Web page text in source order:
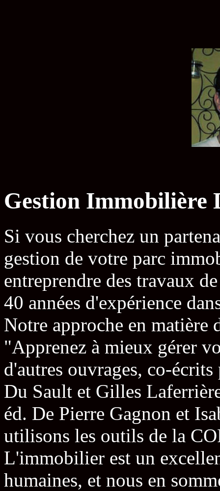
Gestion Immobilière
Si vous cherchez un
gestion de votre parc
entreprendre des travaux
40 années d'expérience
Notre approche en matière
"Apprenez à mieux gérer
d'autres ouvrages, co-
Du Sault et Gilles
éd. De Pierre Gagnon et
utilisons les outils de la
L'immobilier est un
humaines, et nous en